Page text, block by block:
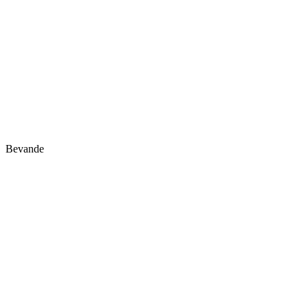
Bevande